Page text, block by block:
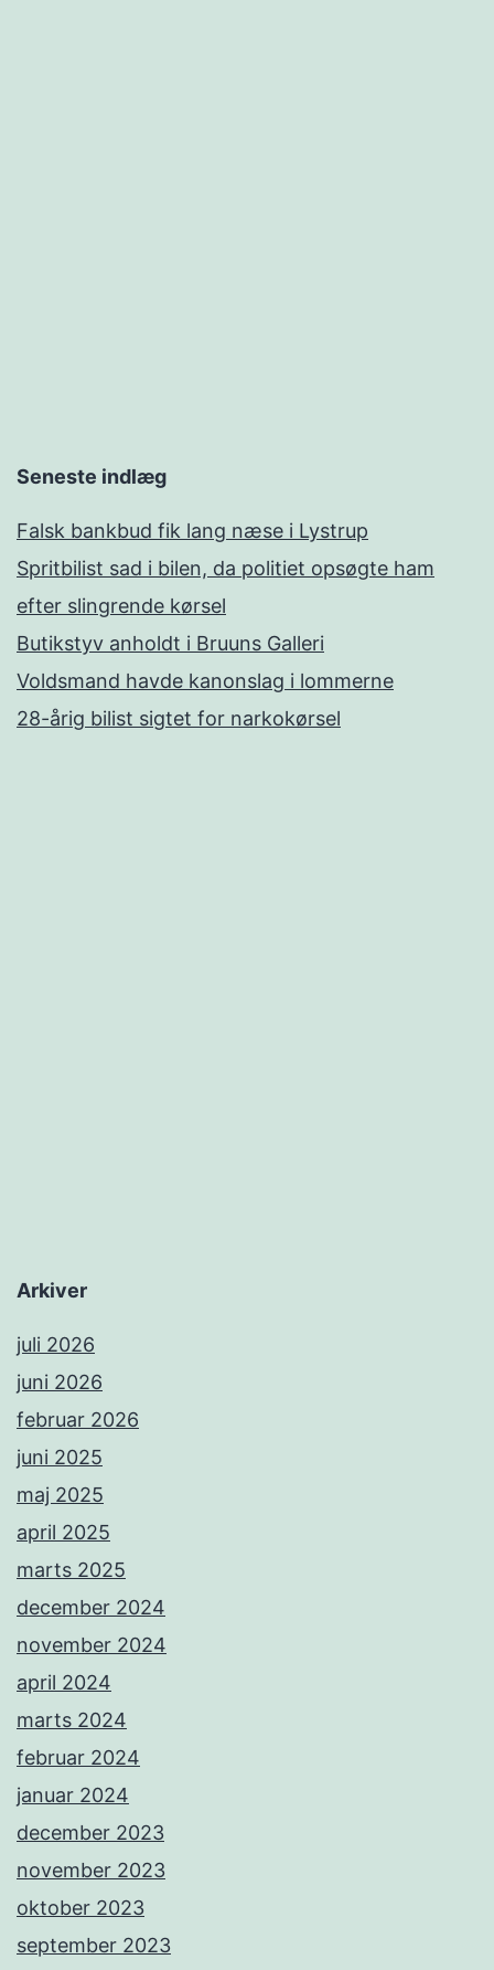
Seneste indlæg
Falsk bankbud fik lang næse i Lystrup
Spritbilist sad i bilen, da politiet opsøgte ham
efter slingrende kørsel
Butikstyv anholdt i Bruuns Galleri
Voldsmand havde kanonslag i lommerne
28-årig bilist sigtet for narkokørsel
Arkiver
juli 2026
juni 2026
februar 2026
juni 2025
maj 2025
april 2025
marts 2025
december 2024
november 2024
april 2024
marts 2024
februar 2024
januar 2024
december 2023
november 2023
oktober 2023
september 2023